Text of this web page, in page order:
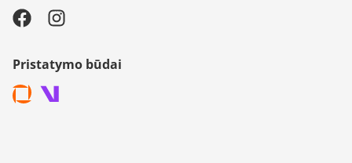
Pristatymo būdai